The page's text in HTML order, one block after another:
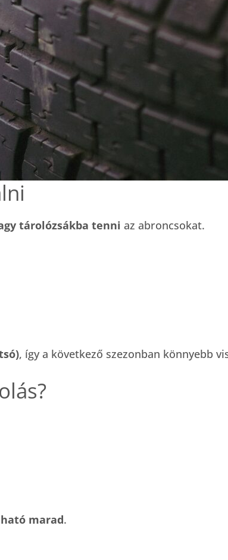
tárolózsákba tenni az abroncsokat.
, így a következő szezonban könnyebb
marad.